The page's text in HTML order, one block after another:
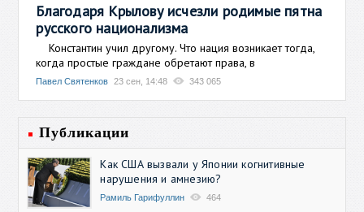
Благодаря Крылову исчезли родимые пятна
русского национализма
Константин учил другому. Что нация возникает тогда,
когда простые граждане обретают права, в
Павел Святенков 23 сен, 14:48 343 065
Публикации
Как США вызвали у Японии когнитивные
нарушения и амнезию?
Рамиль Гарифуллин 464